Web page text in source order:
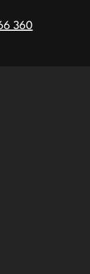
360